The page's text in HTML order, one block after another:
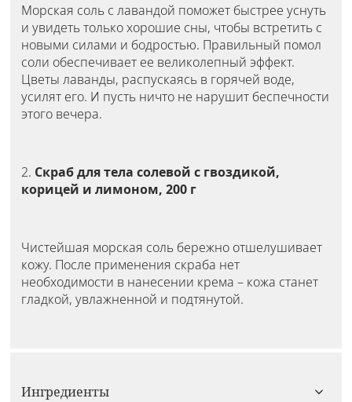
Морская соль с лавандой поможет быстрее уснуть
и увидеть только хорошие сны, чтобы встретить с
новыми силами и бодростью. Правильный помол
соли обеспечивает ее великолепный эффект.
Цветы лаванды, распускаясь в горячей воде,
усилят его. И пусть ничто не нарушит беспечности
этого вечера.
2. Скраб для тела солевой с гвоздикой,
корицей и лимоном, 200 г
Чистейшая морская соль бережно отшелушивает
кожу. После применения скраба нет
необходимости в нанесении крема – кожа станет
гладкой, увлажненной и подтянутой.
Ингредиенты